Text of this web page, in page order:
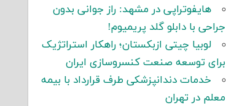
هایفوتراپی در مشهد: راز جوانی بدون
جراحی با دابلو گلد پریمیوم!
لوبیا چیتی ازبکستان؛ راهکار استراتژیک
برای توسعه صنعت کنسروسازی ایران
خدمات دندانپزشکی طرف قرارداد با بیمه
معلم در تهران